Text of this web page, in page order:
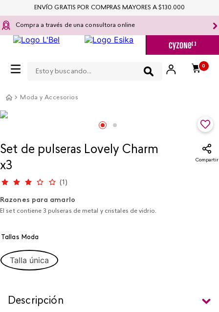
Compra a través de una consultora online
0
ENVÍO GRATIS POR COMPRAS MAYORES A $130.000
Moda y Accesorios
Set de pulseras Lovely Charm
x3
Compartir
(1 )
Razones para amarlo
El set contiene 3 pulseras de metal y cristales de vidrio.
Tallas Moda
Talla única
Descripción